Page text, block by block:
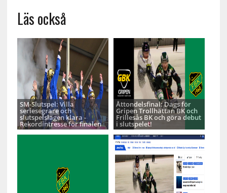
Läs också
SM-Slutspel: Villa
seriesegrare och
slutspelslagen klara -
Rekordintresse för finalen
Åttondelsfinal: Dags för
Gripen Trollhättan BK och
Frillesås BK och göra debut
i slutspelet!